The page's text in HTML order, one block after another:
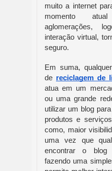
muito a internet
momento
aglomerações,
interação virtual,
seguro.
Em suma,
de reciclagem de
atua em um
ou uma grande
utilizar um blog
produtos e
como, maior
uma vez que
encontrar o
fazendo uma